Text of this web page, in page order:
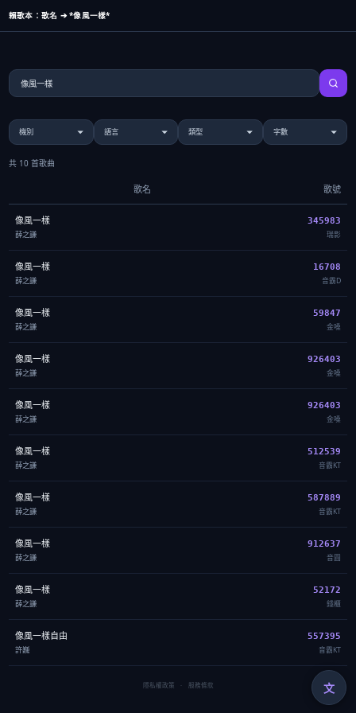
賴歌本：歌名 ➔ *像風一樣*
共 10 首歌曲
歌名 歌號
像風一樣
薛之謙
345983
瑞影
像風一樣
薛之謙
16708
音霸D
像風一樣
薛之謙
59847
金嗓
像風一樣
薛之謙
926403
金嗓
像風一樣
薛之謙
926403
金嗓
像風一樣
薛之謙
512539
音霸KT
像風一樣
薛之謙
587889
音霸KT
像風一樣
薛之謙
912637
音圓
像風一樣
薛之謙
52172
錢櫃
像風一樣自由
許巍
557395
音霸KT
隱私權政策 · 服務條款 文